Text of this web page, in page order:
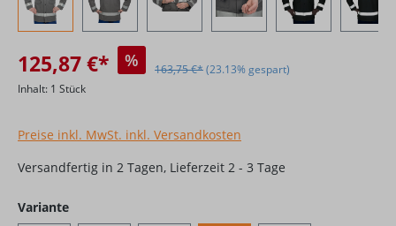
125,87 €* % 163,75 €*(23.13% gespart)
Inhalt: 1 Stück
Preise inkl. MwSt. inkl. Versandkosten
Versandfertig in 2 Tagen, Lieferzeit 2 - 3 Tage
Varianteauswählen